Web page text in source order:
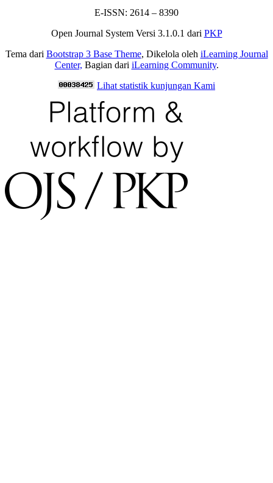
E-ISSN: 2614 – 8390
Open Journal System Versi 3.1.0.1 dari PKP
Tema dari Bootstrap 3 Base Theme, Dikelola oleh iLearning Journal
Center, Bagian dari iLearning Community.
Lihat statistik kunjungan Kami